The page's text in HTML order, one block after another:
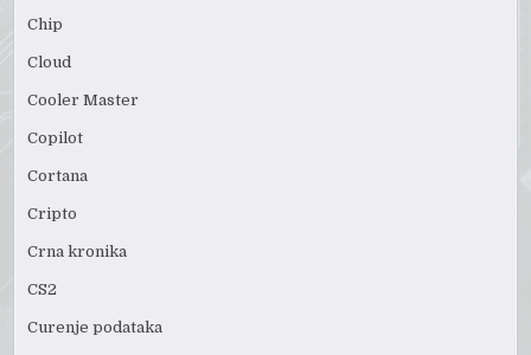
Chip
Cloud
Cooler Master
Copilot
Cortana
Cripto
Crna kronika
CS2
Curenje podataka